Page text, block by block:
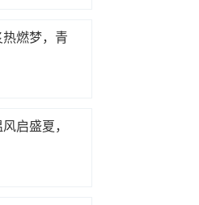
热燃梦，青
启盛夏，